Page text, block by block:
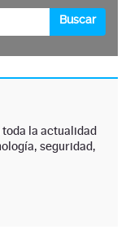
toda la actualidad
seguridad,